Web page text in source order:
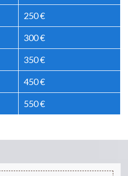
250 €
300 €
350 €
450 €
550 €